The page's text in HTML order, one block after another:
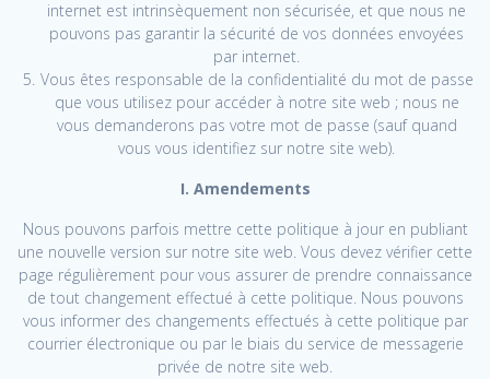
internet est intrinsèquement non sécurisée, et que nous ne
pouvons pas garantir la sécurité de vos données envoyées
par internet.
Vous êtes responsable de la confidentialité du mot de passe
que vous utilisez pour accéder à notre site web ; nous ne
vous demanderons pas votre mot de passe (sauf quand
vous vous identifiez sur notre site web).
I. Amendements
Nous pouvons parfois mettre cette politique à jour en publiant
une nouvelle version sur notre site web. Vous devez vérifier cette
page régulièrement pour vous assurer de prendre connaissance
de tout changement effectué à cette politique. Nous pouvons
vous informer des changements effectués à cette politique par
courrier électronique ou par le biais du service de messagerie
privée de notre site web.